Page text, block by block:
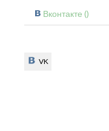
Вконтакте ()
VK
VK